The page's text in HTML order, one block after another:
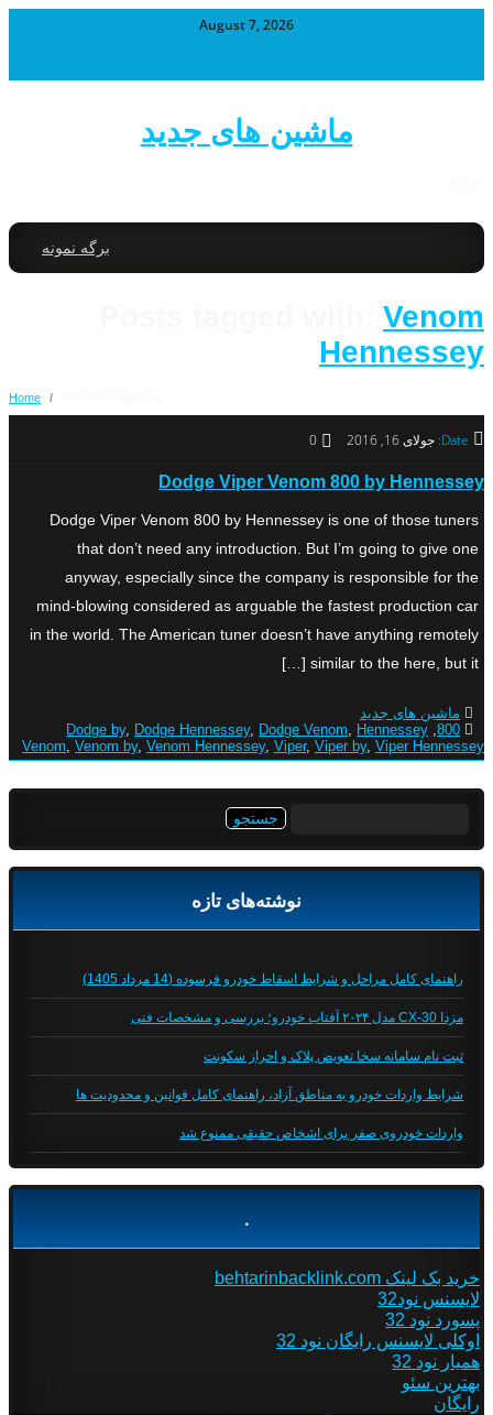
August 7, 2026
ماشین های جدید
برگه نمونه
Venom
Hennessey
Home /
Date: جولای 16, 2016 0
Dodge Viper Venom 800 by Hennessey
Dodge Viper Venom 800 by Hennessey is one of those tuners
that don’t need any introduction. But I’m going to give one
anyway, especially since the company is responsible for the
mind-blowing considered as arguable the fastest production car
in the world. The American tuner doesn’t have anything remotely
similar to the here, but it […]
ماشین های جدید
800
,
Dodge by, Dodge Hennessey, Dodge Venom, Hennessey
Venom, Venom by, Venom Hennessey, Viper, Viper by, Viper Hennessey
نوشته‌های تازه
راهنمای کامل مراحل و شرایط اسقاط خودرو فرسوده (14 مرداد 1405)
مزدا CX-30 مدل ۲۰۲۴ آفتاب خودرو؛ بررسی و مشخصات فنی
ثبت نام سامانه سخا تعویض پلاک و احراز سکونت
شرایط واردات خودرو به مناطق آزاد، راهنمای کامل قوانین و محدودیت ها
واردات خودروی صفر برای اشخاص حقیقی ممنوع شد
.
خرید بک لینک behtarinbacklink.com
لایسنس نود32
پسورد نود 32
اوکلی لایسنس رایگان نود 32
همیار نود 32
بهترین سئو
رایگان